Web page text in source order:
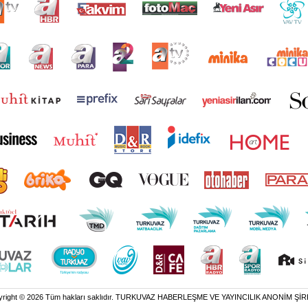
© 2026 Tüm hakları saklıdır. TURKUVAZ HABERLEŞME VE YAYINCILIK ANONİM